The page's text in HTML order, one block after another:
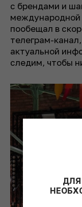
с брендами и
международной
пообещал в
телеграм-
актуальной
следим, чтобы